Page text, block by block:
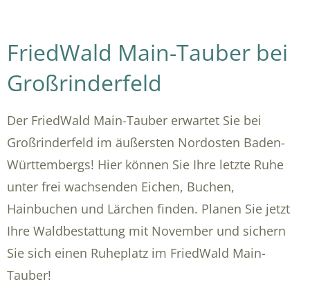
FriedWald Main-Tauber bei
Großrinderfeld
Der FriedWald Main-Tauber erwartet Sie bei
Großrinderfeld im äußersten Nordosten Baden-
Württembergs! Hier können Sie Ihre letzte Ruhe
unter frei wachsenden Eichen, Buchen,
Hainbuchen und Lärchen finden. Planen Sie jetzt
Ihre Waldbestattung mit November und sichern
Sie sich einen Ruheplatz im FriedWald Main-
Tauber!